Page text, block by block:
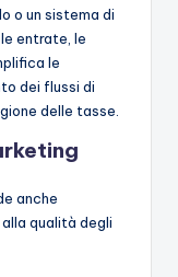
o un sistema di
entrate, le
le
dei flussi di
delle tasse.
anche
qualità degli